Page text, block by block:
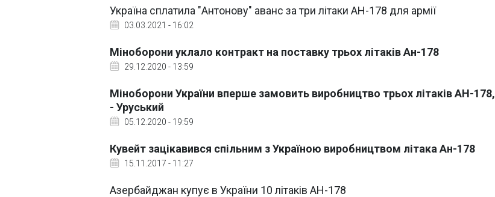
Україна сплатила "Антонову" аванс за три літаки АН-178 для армії
03.03.2021 - 16:02
Міноборони уклало контракт на поставку трьох літаків Ан-178
29.12.2020 - 13:59
Міноборони України вперше замовить виробництво трьох літаків АН-178,
- Уруський
05.12.2020 - 19:59
Кувейт зацікавився спільним з Україною виробництвом літака Ан-178
15.11.2017 - 11:27
Азербайджан купує в України 10 літаків АН-178